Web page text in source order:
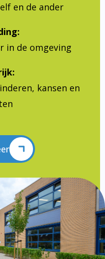
en de ander
in de omgeving
kansen en